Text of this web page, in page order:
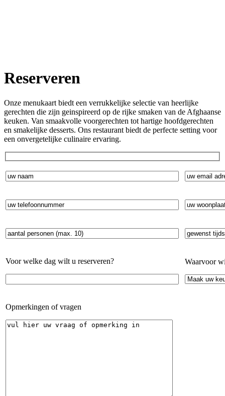
Reserveren
Onze menukaart biedt een verrukkelijke selectie van heerlijke
gerechten die zijn geinspireerd op de rijke smaken van de Afghaanse
keuken. Van smaakvolle voorgerechten tot hartige hoofdgerechten
en smakelijke desserts. Ons restaurant biedt de perfecte setting voor
een onvergetelijke culinaire ervaring.
Voor welke dag wilt u reserveren? Waarvoor
Opmerkingen of vragen